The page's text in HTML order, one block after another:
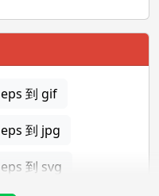
eps 到 gif
eps 到 jpg
eps 到 svg